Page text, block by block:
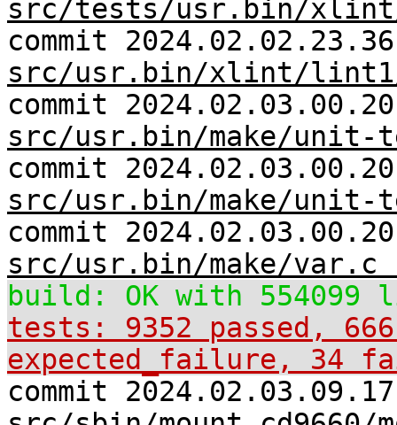
src/tests/usr.bin/
commit
src/usr.bin/xlint/lint1/
commit
src/usr.bin/make/unit-
commit
src/usr.bin/make/unit-
commit
src/usr.bin/make/var.c
build: OK with 554099
tests: 9352 passed,
expected_failure, 34
commit